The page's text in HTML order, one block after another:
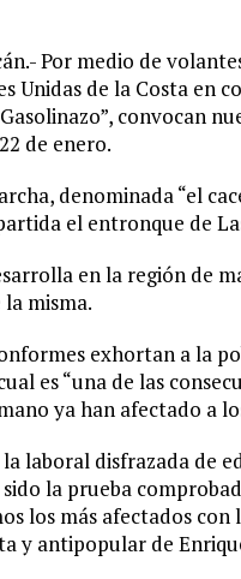
Por medio de
Unidas de la Costa en
convocan
de enero.
denominada “el
el entronque de
en la región de
misma.
exhortan a la
es “una de las
ya han afectado a
laboral disfrazada de
la prueba
los más afectados
y antipopular de